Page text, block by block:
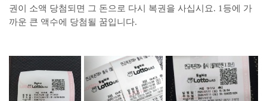
권이 소액 당첨되면 그 돈으로 다시 복권을 사십시요. 1등에 가
까운 큰 액수에 당첨될 꿈입니다.